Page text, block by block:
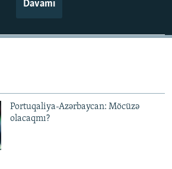
Davamı
Portuqaliya-Azərbaycan: Möcüzə
olacaqmı?